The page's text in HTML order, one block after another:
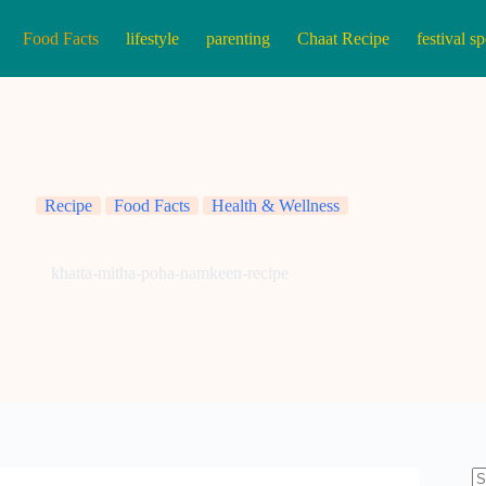
Food Facts lifestyle parenting Chaat Recipe festival
Recipe Food Facts Health & Wellness
khatta-mitha-poha-namkeen-recipe